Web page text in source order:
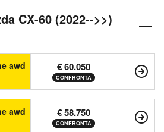
CX-60 (2022-->>)
awd
€ 60.050
CONFRONTA
awd
€ 58.750
CONFRONTA